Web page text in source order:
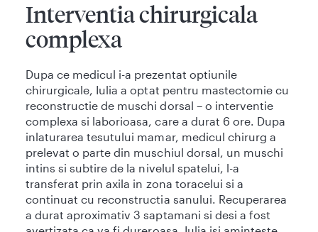
Interventia chirurgicala
complexa
Dupa ce medicul i-a prezentat optiunile
chirurgicale, Iulia a optat pentru mastectomie cu
reconstructie de muschi dorsal – o interventie
complexa si laborioasa, care a durat 6 ore. Dupa
inlaturarea tesutului mamar, medicul chirurg a
prelevat o parte din muschiul dorsal, un muschi
intins si subtire de la nivelul spatelui, l-a
transferat prin axila in zona toracelui si a
continuat cu reconstructia sanului. Recuperarea
a durat aproximativ 3 saptamani si desi a fost